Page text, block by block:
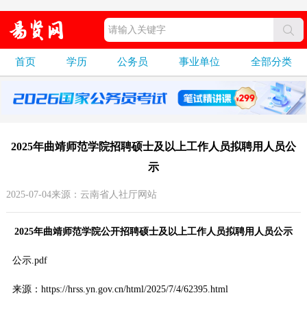
首页 学历 公务员 事业单位 全部分类
2025年曲靖师范学院招聘硕士及以上工作人员拟聘用人员公
示
2025-07-04来源：云南省人社厅网站
2025年曲靖师范学院公开招聘硕士及以上工作人员拟聘用人员公示
公示.pdf
来源：https://hrss.yn.gov.cn/html/2025/7/4/62395.html